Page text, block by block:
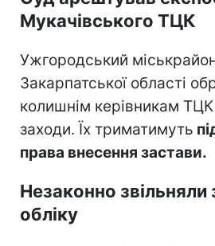
Мукачівського ТЦК
Ужгородський
Закарпатської області
колишнім керівникам
заходи. Їх триматимуть
права внесення застави.
Незаконно звільняли
обліку